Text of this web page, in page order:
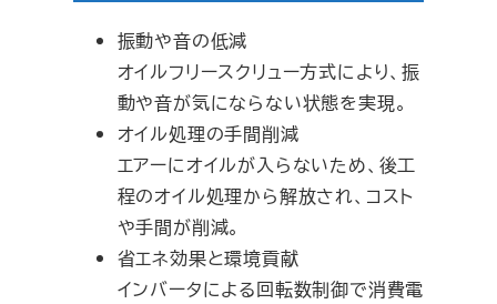
振動や音の低減
オイルフリースクリュー方式により、振
動や音が気にならない状態を実現。
オイル処理の手間削減
エアーにオイルが入らないため、後工
程のオイル処理から解放され、コスト
や手間が削減。
省エネ効果と環境貢献
インバータによる回転数制御で消費電